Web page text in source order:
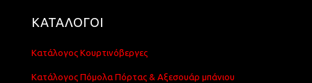
ΚΑΤΑΛΟΓΟΙ
Κατάλογος Κουρτινόβεργες
Κατάλογος Πόμολα Πόρτας & Αξεσουάρ μπάνιου